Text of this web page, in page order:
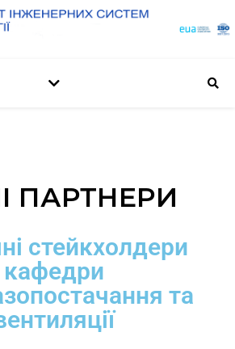
ПАРТНЕРИ
стейкхолдери
кафедри
та